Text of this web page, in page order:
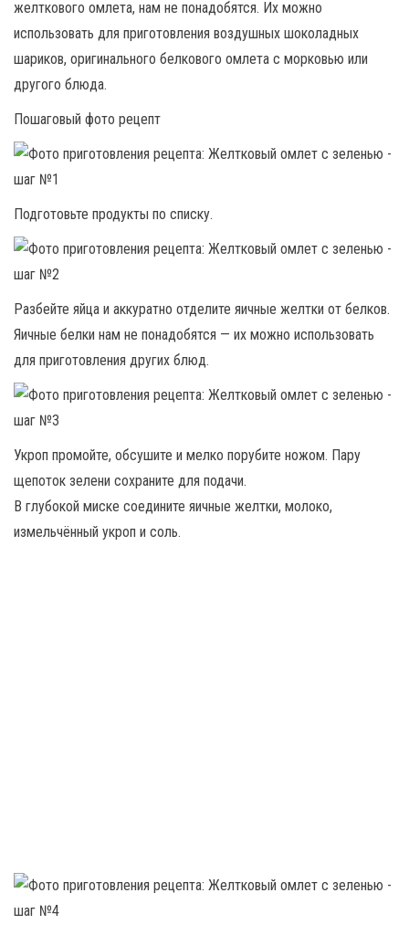
желткового омлета, нам не понадобятся. Их можно
использовать для приготовления воздушных шоколадных
шариков, оригинального белкового омлета с морковью или
другого блюда.
Пошаговый фото рецепт
Подготовьте продукты по списку.
Разбейте яйца и аккуратно отделите яичные желтки от белков.
Яичные белки нам не понадобятся — их можно использовать
для приготовления других блюд.
Укроп промойте, обсушите и мелко порубите ножом. Пару
щепоток зелени сохраните для подачи.
В глубокой миске соедините яичные желтки, молоко,
измельчённый укроп и соль.